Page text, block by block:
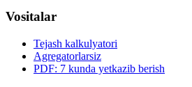
Vositalar
Tejash kalkulyatori
Agregatorlarsiz
PDF: 7 kunda yetkazib berish